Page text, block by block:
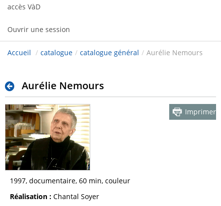
accès VàD
Ouvrir une session
Accueil / catalogue / catalogue général / Aurélie Nemours
Aurélie Nemours
Imprimer
1997, documentaire, 60 min, couleur
Réalisation : Chantal Soyer